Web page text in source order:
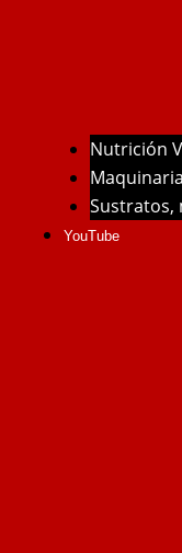
Nutrición
Sustratos,
YouTube